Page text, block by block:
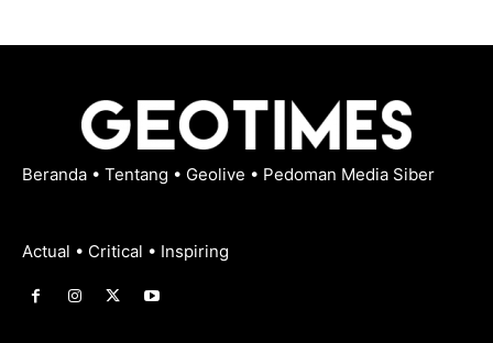
Beranda • Tentang • Geolive • Pedoman Media Siber
Actual • Critical • Inspiring